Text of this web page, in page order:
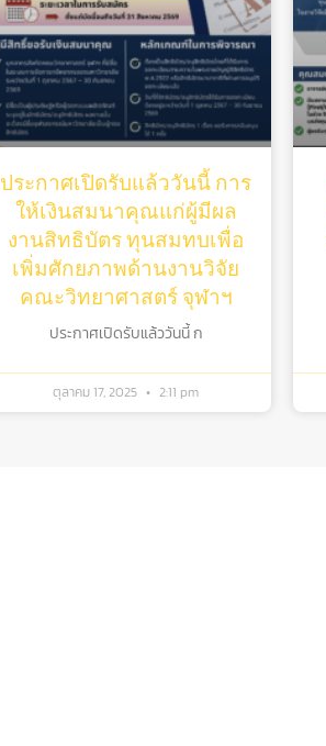
ประกาศเปิดรับแล้ววันนี้ การ
ให้เงินสมนาคุณแก่ผู้มีผล
งานสิทธิบัตร ทุนสมทบเพื่อ
เพิ่มศักยภาพด้านงานวิจัย
คณะวิทยาศาสตร์ จุฬาฯ
ประกาศเปิดรับแล้ววันนี้ ก
ตุลาคม 17, 2025 2:11 pm